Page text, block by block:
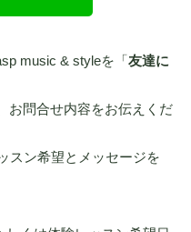
music & styleを「友達に
お問合せ内容をお伝えくだ
スン希望とメッセージを